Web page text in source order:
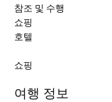
참조 및 수행
쇼핑
호텔
쇼핑
여행 정보